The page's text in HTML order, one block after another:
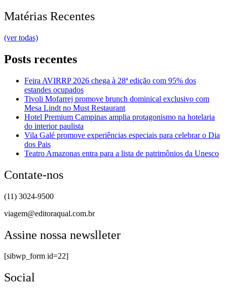
Matérias Recentes
(ver todas)
Posts recentes
Feira AVIRRP 2026 chega à 28ª edição com 95% dos
estandes ocupados
Tivoli Mofarrej promove brunch dominical exclusivo com
Mesa Lindt no Must Restaurant
Hotel Premium Campinas amplia protagonismo na hotelaria
do interior paulista
Vila Galé promove experiências especiais para celebrar o Dia
dos Pais
Teatro Amazonas entra para a lista de patrimônios da Unesco
Contate-nos
(11) 3024-9500
viagem@editoraqual.com.br
Assine nossa newslleter
[sibwp_form id=22]
Social